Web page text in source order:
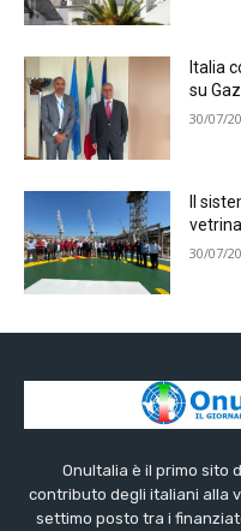
Italia
su
30/07/
Il
30/07/
OnuItalia è il primo sito
contributo degli italiani alla
settimo posto tra i